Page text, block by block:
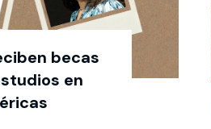
becas
en